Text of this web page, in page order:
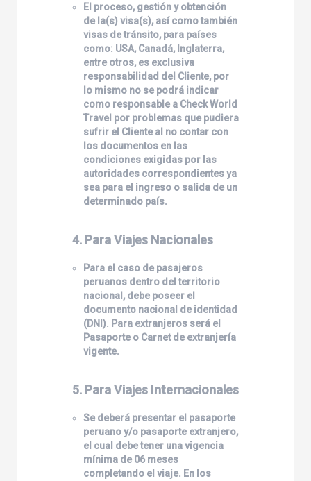
El proceso, gestión y obtención
de la(s) visa(s), así como también
visas de tránsito, para países
como: USA, Canadá, Inglaterra,
entre otros, es exclusiva
responsabilidad del Cliente, por
lo mismo no se podrá indicar
como responsable a Check World
Travel por problemas que pudiera
sufrir el Cliente al no contar con
los documentos en las
condiciones exigidas por las
autoridades correspondientes ya
sea para el ingreso o salida de un
determinado país.
4. Para Viajes Nacionales
Para el caso de pasajeros
peruanos dentro del territorio
nacional, debe poseer el
documento nacional de identidad
(DNI). Para extranjeros será el
Pasaporte o Carnet de extranjería
vigente.
5. Para Viajes Internacionales
Se deberá presentar el pasaporte
peruano y/o pasaporte extranjero,
el cual debe tener una vigencia
mínima de 06 meses
completando el viaje. En los